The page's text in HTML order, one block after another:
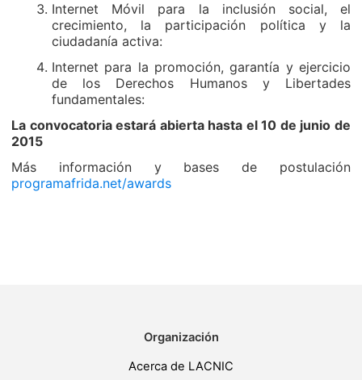
Internet Móvil para la inclusión social, el
crecimiento, la participación política y la
ciudadanía activa:
Internet para la promoción, garantía y ejercicio
de los Derechos Humanos y Libertades
fundamentales:
La convocatoria estará abierta hasta el 10 de junio de
2015
Más información y bases de postulación
programafrida.net/awards
Organización
Acerca de LACNIC